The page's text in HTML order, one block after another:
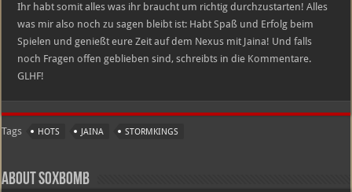
Ihr habt somit alles was ihr braucht um richtig durchzustarten! Alles
was mir also noch zu sagen bleibt ist: Habt Spaß und Erfolg beim
Spielen und genießt eure Zeit auf dem Nexus mit Jaina! Und falls
noch Fragen offen geblieben sind, schreibts in die Kommentare.
GLHF!
Tags HOTS JAINA STORMKINGS
About soxbomb